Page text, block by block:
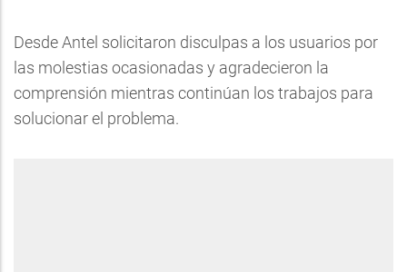
Desde Antel solicitaron disculpas a los usuarios por
las molestias ocasionadas y agradecieron la
comprensión mientras continúan los trabajos para
solucionar el problema.